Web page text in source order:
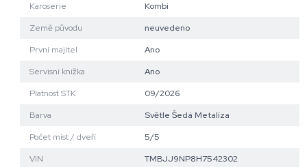
Karoserie
Kombi
Země původu
neuvedeno
První majitel
Ano
Servisní knížka
Ano
Platnost STK
09/2026
Barva
Světle Šedá Metalíza
Počet míst / dveří
5/5
VIN
TMBJJ9NP8H7542302